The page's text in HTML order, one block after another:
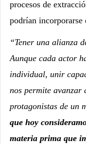
procesos de
podrían incorporarse
“Tener una alianza
Aunque cada actor
individual, unir
nos permite avanzar
protagonistas de un
que hoy
materia prima que